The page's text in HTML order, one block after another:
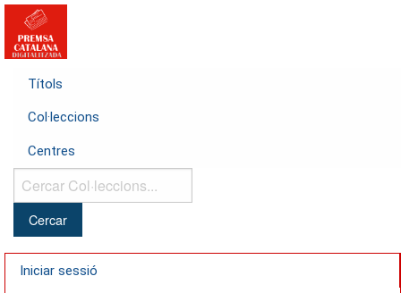
Títols
Col·leccions
Centres
Cercar
Col·leccions...
Iniciar sessió